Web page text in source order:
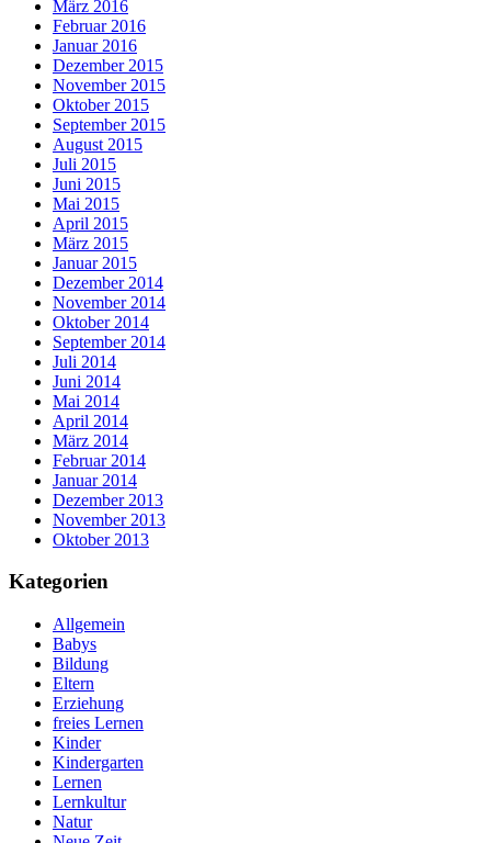
März 2016
Februar 2016
Januar 2016
Dezember 2015
November 2015
Oktober 2015
September 2015
August 2015
Juli 2015
Juni 2015
Mai 2015
April 2015
März 2015
Januar 2015
Dezember 2014
November 2014
Oktober 2014
September 2014
Juli 2014
Juni 2014
Mai 2014
April 2014
März 2014
Februar 2014
Januar 2014
Dezember 2013
November 2013
Oktober 2013
Kategorien
Allgemein
Babys
Bildung
Eltern
Erziehung
freies Lernen
Kinder
Kindergarten
Lernen
Lernkultur
Natur